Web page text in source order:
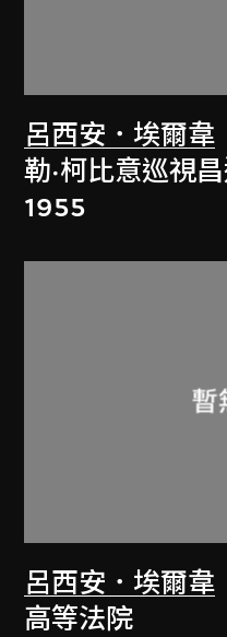
呂西安．埃爾韋
勒·柯比意巡視
1955
呂西安．埃爾韋
高等法院